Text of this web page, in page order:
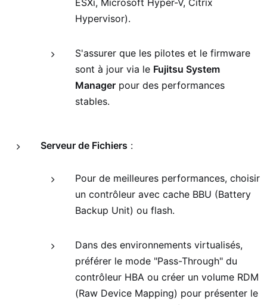
ESXi, Microsoft Hyper-V, Citrix
Hypervisor).
S'assurer que les pilotes et le firmware
sont à jour via le Fujitsu System
Manager pour des performances
stables.
Serveur de Fichiers :
Pour de meilleures performances, choisir
un contrôleur avec cache BBU (Battery
Backup Unit) ou flash.
Dans des environnements virtualisés,
préférer le mode "Pass-Through" du
contrôleur HBA ou créer un volume RDM
(Raw Device Mapping) pour présenter le